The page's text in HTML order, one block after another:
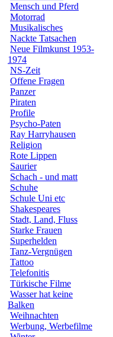
Mensch und Pferd
Motorrad
Musikalisches
Nackte Tatsachen
Neue Filmkunst 1953-
1974
NS-Zeit
Offene Fragen
Panzer
Piraten
Profile
Psycho-Paten
Ray Harryhausen
Religion
Rote Lippen
Saurier
Schach - und matt
Schuhe
Schule Uni etc
Shakespeares
Stadt, Land, Fluss
Starke Frauen
Superhelden
Tanz-Vergnügen
Tattoo
Telefonitis
Türkische Filme
Wasser hat keine
Balken
Weihnachten
Werbung, Werbefilme